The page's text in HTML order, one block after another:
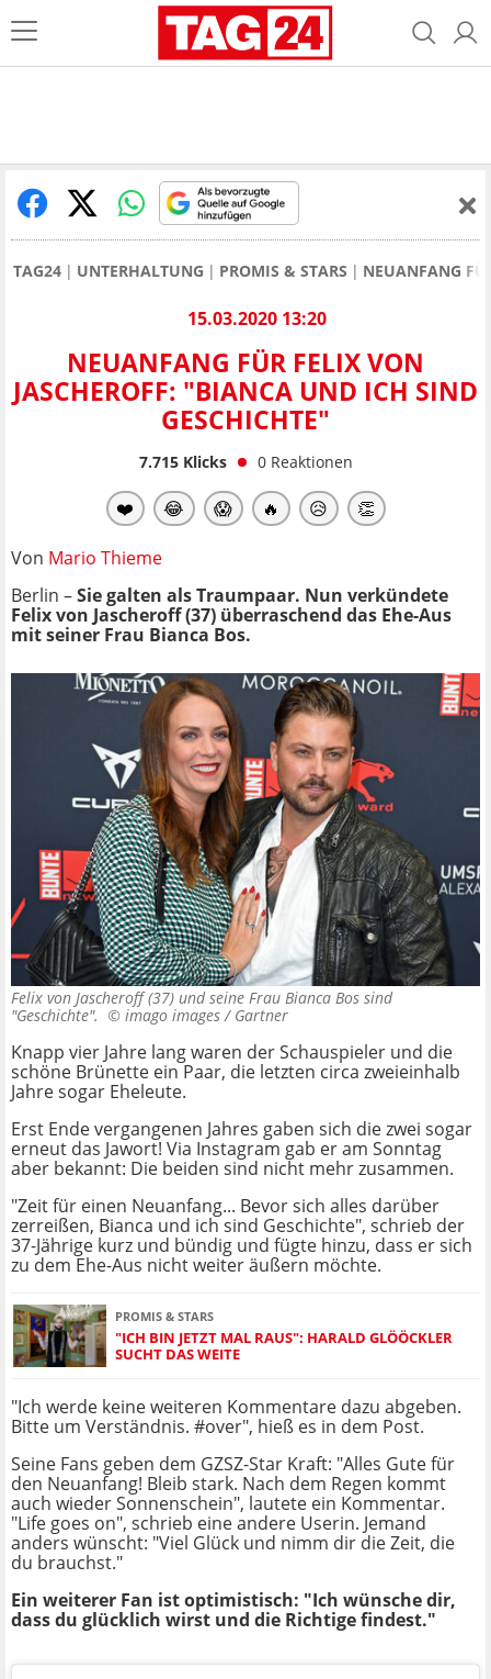
TAG24 UNTERHALTUNG PROMIS & STARS NEUANFANG
15.03.2020 13:20
NEUANFANG FÜR FELIX VON
JASCHEROFF: "BIANCA UND ICH SIND
GESCHICHTE"
7.715Klicks 0 Reaktionen
❤️ 😂 😱 🔥 😥 👏
Von Mario Thieme
Berlin –Sie galten als Traumpaar. Nun verkündete
Felix von Jascheroff (37) überraschend das Ehe-Aus
mit seiner Frau Bianca Bos.
Felix von Jascheroff (37) und seine Frau Bianca Bos sind
"Geschichte". © imago images / Gartner
Knapp vier Jahre lang waren der Schauspieler und die
schöne Brünette ein Paar, die letzten circa zweieinhalb
Jahre sogar Eheleute.
Erst Ende vergangenen Jahres gaben sich die zwei sogar
erneut das Jawort! Via Instagram gab er am Sonntag
aber bekannt: Die beiden sind nicht mehr zusammen.
"Zeit für einen Neuanfang... Bevor sich alles darüber
zerreißen, Bianca und ich sind Geschichte", schrieb der
37-Jährige kurz und bündig und fügte hinzu, dass er sich
zu dem Ehe-Aus nicht weiter äußern möchte.
PROMIS & STARS
"ICH BIN JETZT MAL RAUS": HARALD GLÖÖCKLER
SUCHT DAS WEITE
"Ich werde keine weiteren Kommentare dazu abgeben.
Bitte um Verständnis. #over", hieß es in dem Post.
Seine Fans geben dem GZSZ-Star Kraft: "Alles Gute für
den Neuanfang! Bleib stark. Nach dem Regen kommt
auch wieder Sonnenschein", lautete ein Kommentar.
"Life goes on", schrieb eine andere Userin. Jemand
anders wünscht: "Viel Glück und nimm dir die Zeit, die
du brauchst."
Ein weiterer Fan ist optimistisch: "Ich wünsche dir,
dass du glücklich wirst und die Richtige findest."